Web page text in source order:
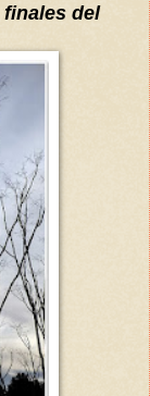
finales del